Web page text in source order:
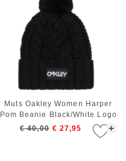
+
Muts Oakley Women Harper
Pom Beanie Black/White Logo
€ 40,00 € 27,95